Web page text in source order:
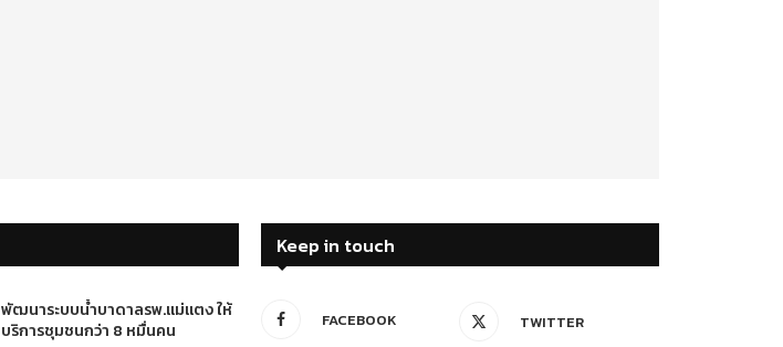
พัฒนาระบบน้ำบาดาลรพ.แม่แตง ให้
บริการชุมชนกว่า 8 หมื่นคน
Keep in touch
FACEBOOK TWITTER